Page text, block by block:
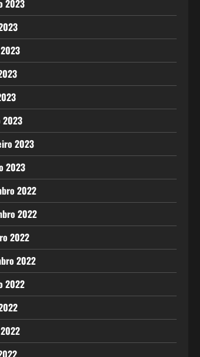
2023
2023
2023
2023
2022
2022
2022
2022
2022